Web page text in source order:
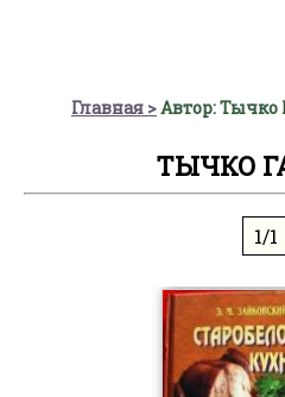
Главная Автор: Тычко
ТЫЧКО
1/1